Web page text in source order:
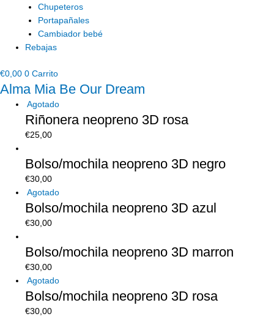
Chupeteros
Portapañales
Cambiador bebé
Rebajas
€0,00 0 Carrito
Alma Mia Be Our Dream
Agotado
Riñonera neopreno 3D rosa
€25,00
Bolso/mochila neopreno 3D negro
€30,00
Agotado
Bolso/mochila neopreno 3D azul
€30,00
Bolso/mochila neopreno 3D marron
€30,00
Agotado
Bolso/mochila neopreno 3D rosa
€30,00